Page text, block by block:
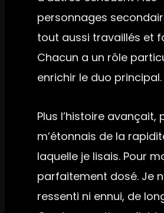
personnages
tout aussi travaillés et
Chacun a un rôle
enrichir le duo principal.
Plus l’histoire avançait,
m’étonnais de la
laquelle je lisais. Pour
parfaitement dosé. Je
ressenti ni ennui, de